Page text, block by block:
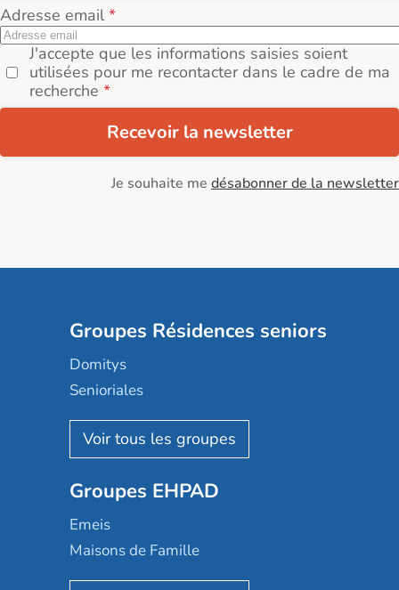
Adresse email
J'accepte que les informations saisies soient
utilisées pour me recontacter dans le cadre de ma
recherche
Recevoir la newsletter
Je souhaite me désabonner de la newsletter
Groupes Résidences seniors
Domitys
Senioriales
Nohée
Les Résidentiels
Mobicap
Domusvi
Happy Senior
Groupes EHPAD
Emeis
Maisons de Famille
Korian